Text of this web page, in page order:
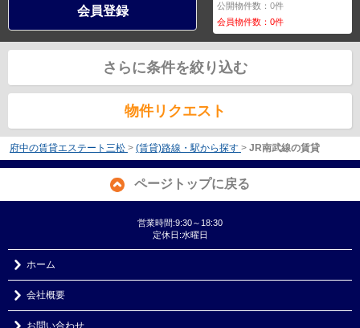
会員登録 公開物件数：0件
会員物件数：0件
さらに条件を絞り込む
物件リクエスト
府中の賃貸エステート三松 > (賃貸)路線・駅から探す > JR南武線の賃貸
ページトップに戻る
営業時間:9:30～18:30
定休日:水曜日
ホーム
会社概要
お問い合わせ